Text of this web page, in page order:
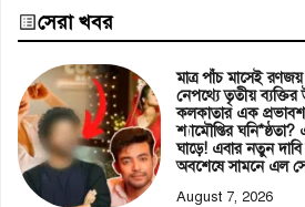
সেরা খবর
মাত্র পাঁচ মাসেই
নেপথ্যে তৃতীয় ব্যক্তির
কলকাতার এক
শ্যামৌপ্তির
ঘাড়ে! এবার নতুন
অবশেষে সামনে এল
August 7, 2026